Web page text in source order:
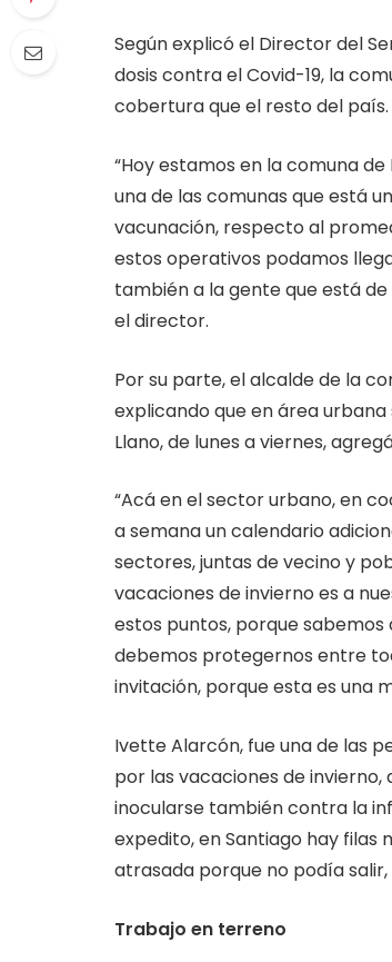
Según explicó el Director del
dosis contra el Covid-19, la
cobertura que el resto del país.
“Hoy estamos en la comuna
una de las comunas que está
vacunación, respecto al
estos operativos podamos
también a la gente que está
el director.
Por su parte, el alcalde de la
explicando que en área
Llano, de lunes a viernes,
“Acá en el sector urbano, en
a semana un calendario
sectores, juntas de vecino y
vacaciones de invierno es a
estos puntos, porque sabemos
debemos protegernos entre
invitación, porque esta es una
Ivette Alarcón, fue una de las
por las vacaciones de
inocularse también contra la
expedito, en Santiago hay filas
atrasada porque no podía
Trabajo en terreno